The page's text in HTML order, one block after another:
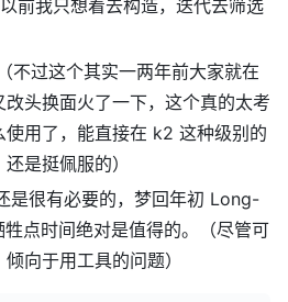
前我只想着去构造，迭代去筛选
不过这个其实一两年前大家就在
头换面火了一下，这个真的太考
使用了，能直接在 k2 这种级别的
是挺佩服的）
很有必要的，梦回年初 Long-
点时间绝对是值得的。（尽管可
向于用工具的问题）